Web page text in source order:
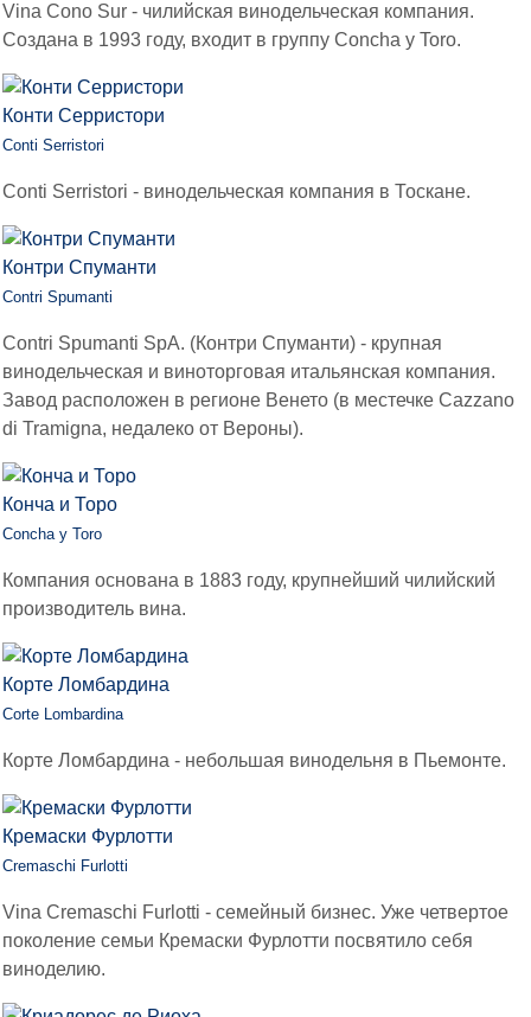
Vina Cono Sur - чилийская винодельческая компания.
Создана в 1993 году, входит в группу Concha y Toro.
Конти Серристори
Conti Serristori
Conti Serristori - винодельческая компания в Тоскане.
Контри Спуманти
Contri Spumanti
Contri Spumanti SpA. (Контри Спуманти) - крупная
винодельческая и виноторговая итальянская компания.
Завод расположен в регионе Венето (в местечке Cazzano
di Tramigna, недалеко от Вероны).
Конча и Торо
Concha y Toro
Компания основана в 1883 году, крупнейший чилийский
производитель вина.
Корте Ломбардина
Corte Lombardina
Корте Ломбардина - небольшая винодельня в Пьемонте.
Кремаски Фурлотти
Cremaschi Furlotti
Vina Cremaschi Furlotti - семейный бизнес. Уже четвертое
поколение семьи Кремаски Фурлотти посвятило себя
виноделию.